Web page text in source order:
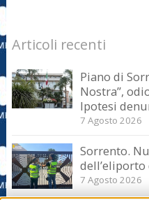
Articoli recenti
Piano di
Nostra”,
Ipotesi
7 Agosto 2026
Sorrento.
dell’eliporto
7 Agosto 2026